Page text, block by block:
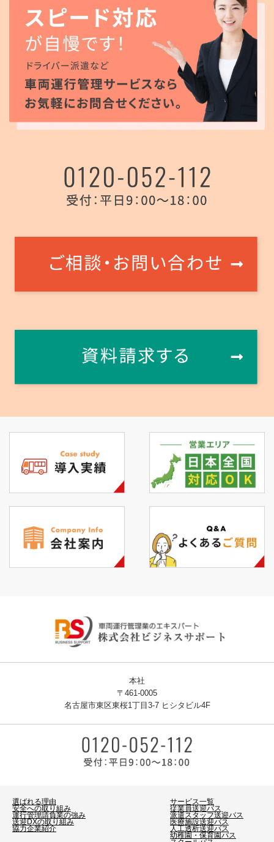
選ばれる理由
安全への取り組み
運行管理請負業の強み
送迎DXの取り組み
協力企業紹介
サービス一覧
従業員送迎バス
派遣スタッフ送迎バス
医療施設送迎バス
人工透析送迎バス
幼稚園・保育園バス
本社
〒461-0005
名古屋市東区東桜1丁目3-7 ヒシタビル4F